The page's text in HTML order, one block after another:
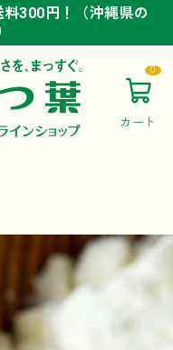
300円！（沖縄県の
300円！（沖縄県の
300円！（沖縄県の
カート
0